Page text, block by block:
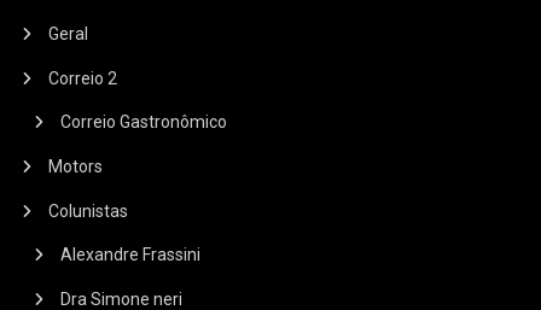
Geral
Correio 2
Correio Gastronômico
Motors
Colunistas
Alexandre Frassini
Dra Simone neri